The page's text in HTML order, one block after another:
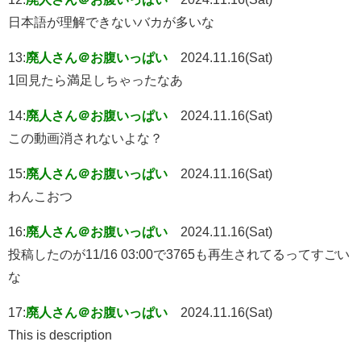
日本語が理解できないバカが多いな
13:廃人さん＠お腹いっぱい
2024.11.16(Sat)
1回見たら満足しちゃったなあ
14:廃人さん＠お腹いっぱい
2024.11.16(Sat)
この動画消されないよな？
15:廃人さん＠お腹いっぱい
2024.11.16(Sat)
わんこおつ
16:廃人さん＠お腹いっぱい
2024.11.16(Sat)
投稿したのが11/16 03:00で3765も再生されてるってすごい
な
17:廃人さん＠お腹いっぱい
2024.11.16(Sat)
This is description